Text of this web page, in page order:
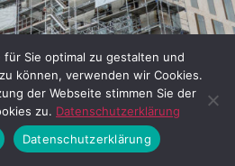
für Sie optimal zu gestalten und
können, verwenden wir Cookies.
der Webseite stimmen Sie der
zu. Datenschutzerklärung
Datenschutzerklärung